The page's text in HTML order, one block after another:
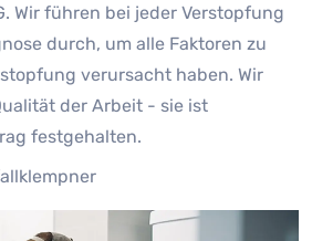
Wir führen bei jeder Verstopfung
durch, um alle Faktoren zu
verursacht haben. Wir
der Arbeit - sie ist
festgehalten.